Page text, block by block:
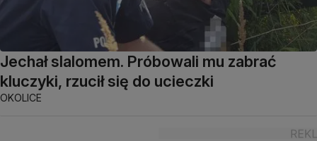
Jechał slalomem. Próbowali mu zabrać
kluczyki, rzucił się do ucieczki
OKOLICE